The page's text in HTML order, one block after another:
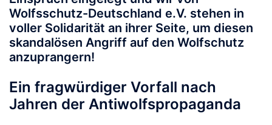
Wolfsschutz-Deutschland e.V. stehen in
voller Solidarität an ihrer Seite, um diesen
skandalösen Angriff auf den Wolfschutz
anzuprangern!
Ein fragwürdiger Vorfall nach
Jahren der Antiwolfspropaganda